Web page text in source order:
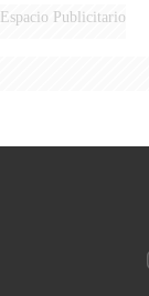
Espacio Publicitario